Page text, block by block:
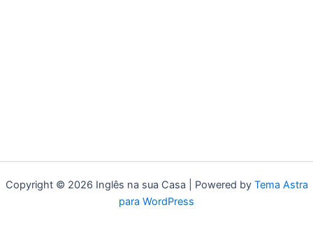
Copyright © 2026 Inglês na sua Casa | Powered by Tema Astra
para WordPress